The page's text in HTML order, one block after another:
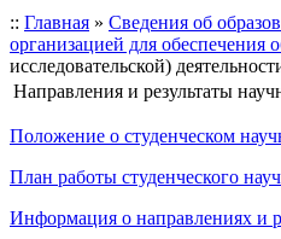
:: Главная » Сведения об
организацией для обеспечения
исследовательской)
Направления и результаты
Положение о студенческом
План работы студенческого
Информация о направлениях и